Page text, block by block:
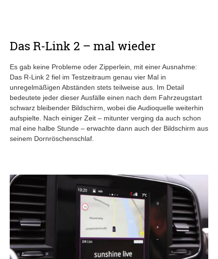
Das R-Link 2 – mal wieder
Es gab keine Probleme oder Zipperlein, mit einer Ausnahme:
Das R-Link 2 fiel im Testzeitraum genau vier Mal in
unregelmäßigen Abständen stets teilweise aus. Im Detail
bedeutete jeder dieser Ausfälle einen nach dem Fahrzeugstart
schwarz bleibender Bildschirm, wobei die Audioquelle weiterhin
aufspielte. Nach einiger Zeit – mitunter verging da auch schon
mal eine halbe Stunde – erwachte dann auch der Bildschirm aus
seinem Dornröschenschlaf.